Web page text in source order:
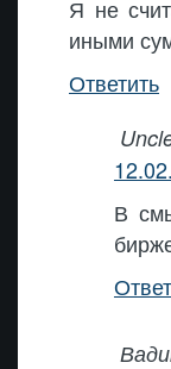
Я не
иными
Ответить
В